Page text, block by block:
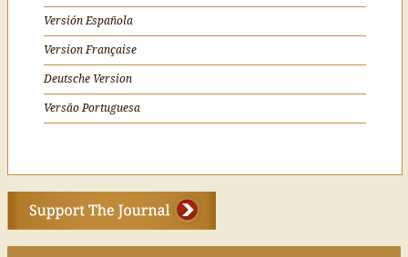
Versión Española
Version Française
Deutsche Version
Versão Portuguesa